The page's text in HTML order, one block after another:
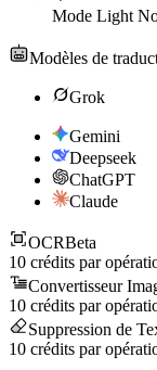
Mode Light
Modèles de
Grok
Gemini
Deepseek
ChatGPT
Claude
OCRBeta
10 crédits par
Convertisseur
10 crédits par
Suppression de
10 crédits par